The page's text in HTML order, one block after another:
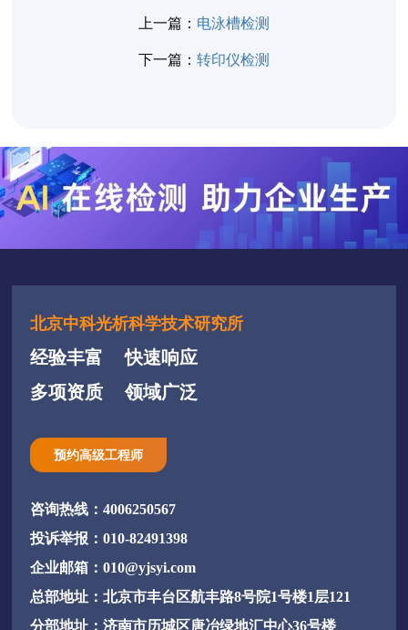
上一篇： 电泳槽检测
下一篇： 转印仪检测
北京中科光析科学技术研究所
经验丰富
快速响应
多项资质
领域广泛
预约高级工程师
咨询热线：4006250567
投诉举报：010-82491398
企业邮箱：010@yjsyi.com
总部地址：北京市丰台区航丰路8号院1号楼1层121
分部地址：济南市历城区唐冶绿地汇中心36号楼